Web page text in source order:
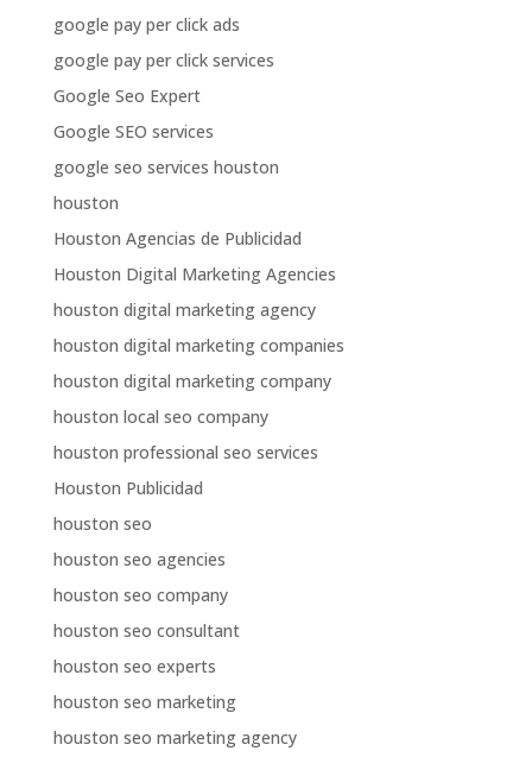
google pay per click ads
google pay per click services
Google Seo Expert
Google SEO services
google seo services houston
houston
Houston Agencias de Publicidad
Houston Digital Marketing Agencies
houston digital marketing agency
houston digital marketing companies
houston digital marketing company
houston local seo company
houston professional seo services
Houston Publicidad
houston seo
houston seo agencies
houston seo company
houston seo consultant
houston seo experts
houston seo marketing
houston seo marketing agency